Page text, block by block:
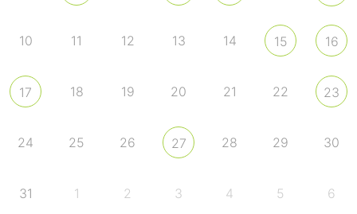
10 11 12 13 14 15 16
17 18 19 20 21 22 23
24 25 26 27 28 29 30
31 1 2 3 4 5 6